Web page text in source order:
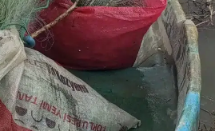
Giresun
Gümüşhane
Hakkari
Hatay